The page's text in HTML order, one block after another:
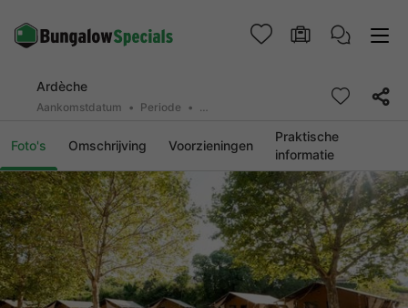
Ardèche
Aankomstdatum Periode 2 deelnemers, 0 huisdier
Foto's Omschrijving Voorzieningen
Praktische
informatie